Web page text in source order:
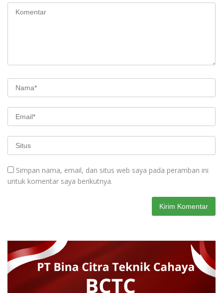
Simpan nama, email, dan situs web saya pada peramban ini
untuk komentar saya berikutnya.